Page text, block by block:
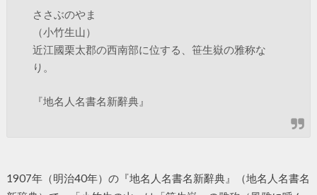
ささぶのやま
（小竹生山）
近江國栗太郡の西南部に位する、笹生嶽の雅称な
り。
『地名人名書名新辭典』
1907年（明治40年）の『地名人名書名新辭典』（地名人名書名